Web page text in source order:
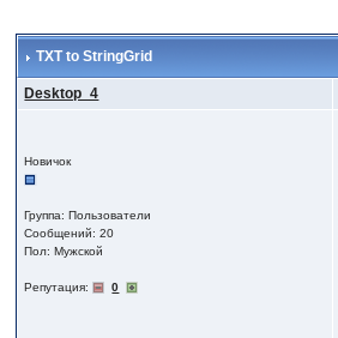
TXT to StringGrid
Desktop_4
Новичок
Группа: Пользователи
Сообщений: 20
Пол: Мужской
Репутация: 0